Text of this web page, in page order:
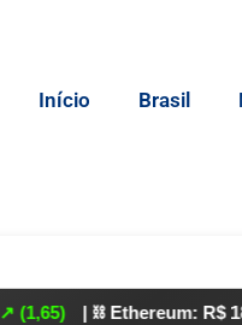
Início Brasil
| ⛓️ Ethereum: R$ 18.321,93